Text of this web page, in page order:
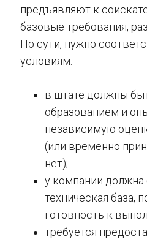
предъявляют к
базовые требования,
По сути, нужно
условиям:
в штате должны
образованием и
независимую
(или временно
нет);
у компании
техническая база,
готовность к
требуется